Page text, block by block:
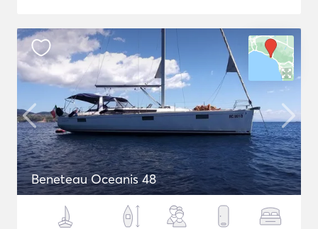
Beneteau Oceanis 48